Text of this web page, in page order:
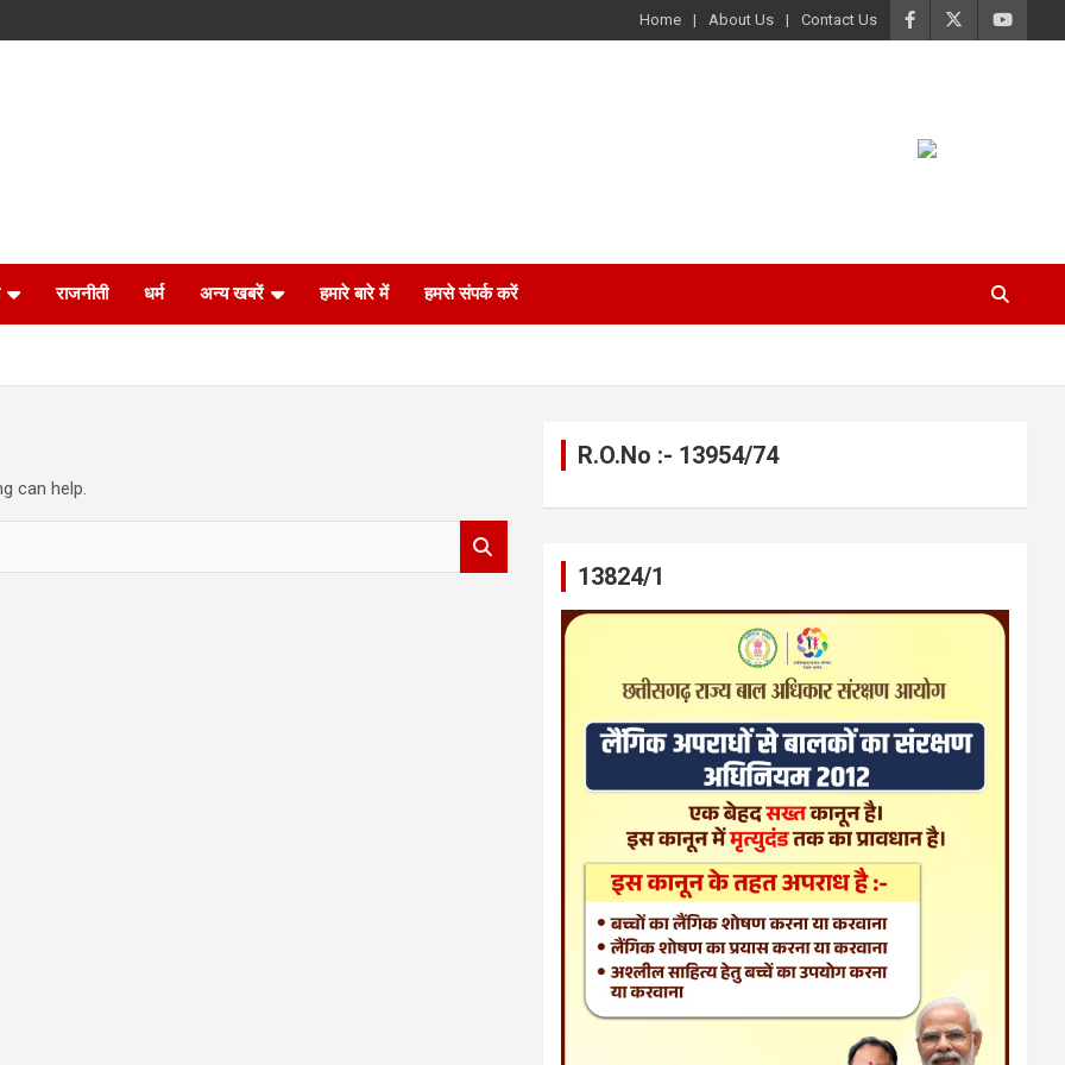
Home About Us Contact Us
राजनीती धर्म अन्य खबरें हमारे बारे में हमसे संपर्क करें
can help.
R.O.No :- 13954/74
13824/1